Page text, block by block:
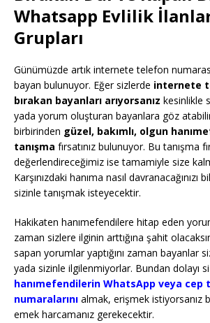
Whatsapp Evlilik
Grupları
Günümüzde artık internete telefon
bayan bulunuyor. Eğer sizlerde internete
bırakan bayanları arıyorsanız kesinlikle
yada yorum oluşturan bayanlara göz
birbirinden güzel, bakımlı, olgun
tanışma fırsatınız bulunuyor. Bu tanışma
değerlendireceğimiz ise tamamiyle size
Karşınızdaki hanıma nasıl davranacağınızı
sizinle tanışmak isteyecektir.
Hakikaten hanımefendilere hitap eden
zaman sizlere ilginin arttığına şahit
sapan yorumlar yaptığını zaman bayanlar
yada sizinle ilgilenmiyorlar. Bundan dolayı
hanımefendilerin WhatsApp veya cep
numaralarını almak, erişmek istiyorsanız
emek harcamanız gerekecektir.